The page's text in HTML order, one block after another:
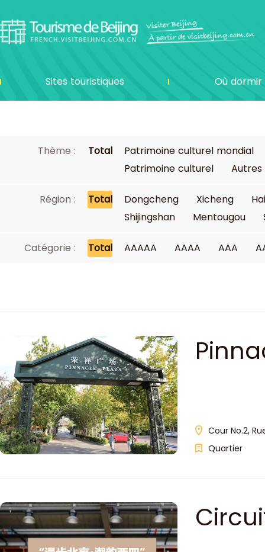
Sites touristiques Où dormir
Thème : Total
Patrimoine culturel mondial
Patrimoine culturel
Autres
Région : Total Dongcheng Xicheng
Shijingshan
Mentougou
Catégorie : Total AAAAA AAAA AAA
Cour No.2,
Quartier